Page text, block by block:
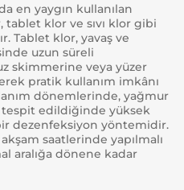
en yaygın kullanılan
tablet klor ve sıvı klor gibi
Tablet klor, yavaş ve
uzun süreli
skimmerine veya yüzer
pratik kullanım imkânı
dönemlerinde, yağmur
tespit edildiğinde yüksek
dezenfeksiyon yöntemidir.
saatlerinde yapılmalı
aralığa dönene kadar